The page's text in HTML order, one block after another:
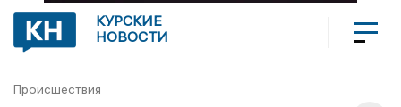
КУРСКИЕ
НОВОСТИ
Происшествия